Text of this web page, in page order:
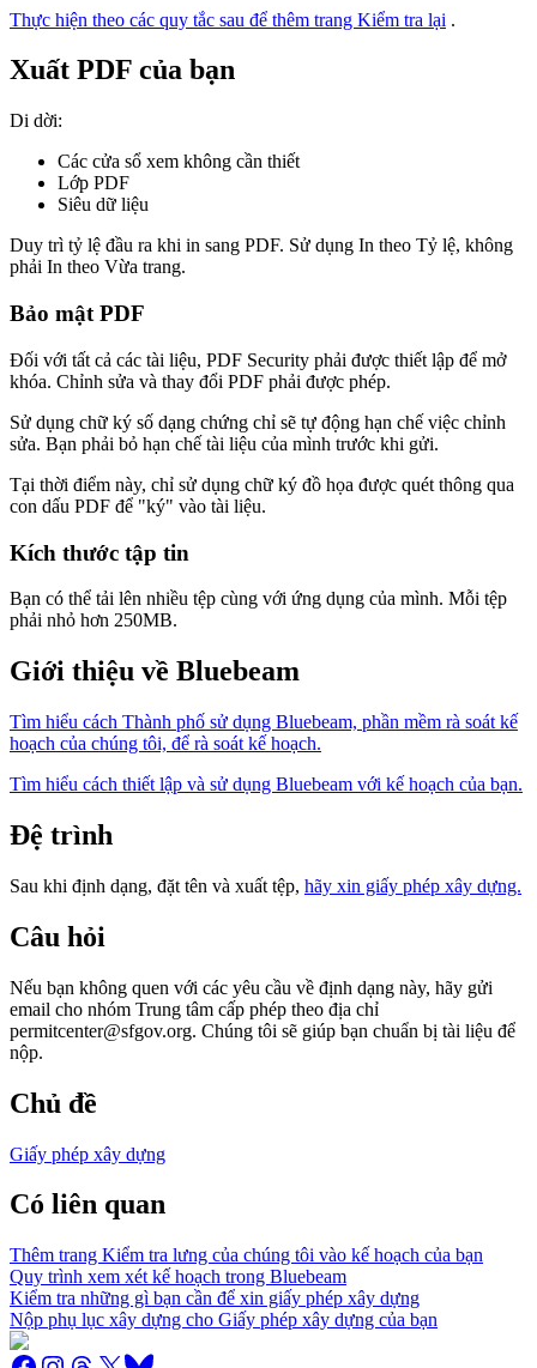
Thực hiện theo các quy tắc sau để thêm trang Kiểm tra lại .
Xuất PDF của bạn
Di dời:
Các cửa sổ xem không cần thiết
Lớp PDF
Siêu dữ liệu
Duy trì tỷ lệ đầu ra khi in sang PDF. Sử dụng In theo Tỷ lệ, không
phải In theo Vừa trang.
Bảo mật PDF
Đối với tất cả các tài liệu, PDF Security phải được thiết lập để mở
khóa. Chỉnh sửa và thay đổi PDF phải được phép.
Sử dụng chữ ký số dạng chứng chỉ sẽ tự động hạn chế việc chỉnh
sửa. Bạn phải bỏ hạn chế tài liệu của mình trước khi gửi.
Tại thời điểm này, chỉ sử dụng chữ ký đồ họa được quét thông qua
con dấu PDF để "ký" vào tài liệu.
Kích thước tập tin
Bạn có thể tải lên nhiều tệp cùng với ứng dụng của mình. Mỗi tệp
phải nhỏ hơn 250MB.
Giới thiệu về Bluebeam
Tìm hiểu cách Thành phố sử dụng Bluebeam, phần mềm rà soát kế
hoạch của chúng tôi, để rà soát kế hoạch.
Tìm hiểu cách thiết lập và sử dụng Bluebeam với kế hoạch của bạn.
Đệ trình
Sau khi định dạng, đặt tên và xuất tệp, hãy xin giấy phép xây dựng.
Câu hỏi
Nếu bạn không quen với các yêu cầu về định dạng này, hãy gửi
email cho nhóm Trung tâm cấp phép theo địa chỉ
permitcenter@sfgov.org. Chúng tôi sẽ giúp bạn chuẩn bị tài liệu để
nộp.
Chủ đề
Giấy phép xây dựng
Có liên quan
Thêm trang Kiểm tra lưng của chúng tôi vào kế hoạch của bạn
Quy trình xem xét kế hoạch trong Bluebeam
Kiểm tra những gì bạn cần để xin giấy phép xây dựng
Nộp phụ lục xây dựng cho Giấy phép xây dựng của bạn